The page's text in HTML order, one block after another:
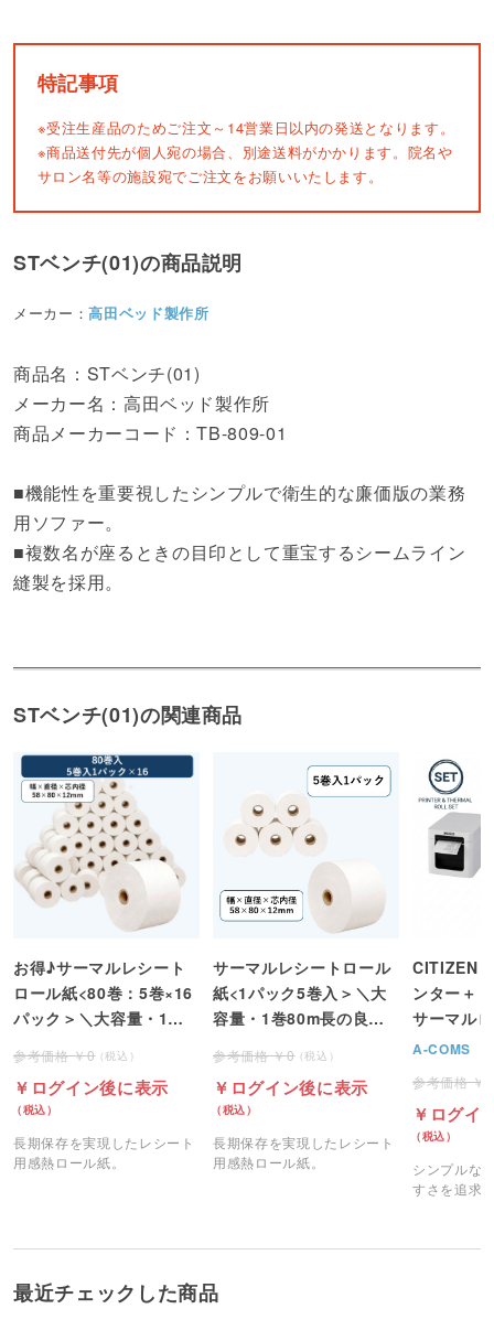
特記事項
※受注生産品のためご注文～14営業日以内の発送となります。
※商品送付先が個人宛の場合、別途送料がかかります。院名や
サロン名等の施設宛でご注文をお願いいたします。
STベンチ(01)の商品説明
メーカー：高田ベッド製作所
商品名：STベンチ(01)
メーカー名：高田ベッド製作所
商品メーカーコード：TB-809-01
■機能性を重要視したシンプルで衛生的な廉価版の業務
用ソファー。
■複数名が座るときの目印として重宝するシームライン
縫製を採用。
STベンチ(01)の関連商品
お得♪サーマルレシート
ロール紙<80巻：5巻×16
パック＞＼大容量・1巻
0
ログイン後に表示
長期保存を実現したレシート
用感熱ロール紙。
サーマルレシートロール
紙<1パック5巻入＞＼大
容量・1巻80m長の良コ
0
ログイン後に表示
長期保存を実現したレシート
用感熱ロール紙。
CITIZEN
ンター＋
サーマル
A-COMS
ログイ
シンプルな
すさを追求
最近チェックした商品